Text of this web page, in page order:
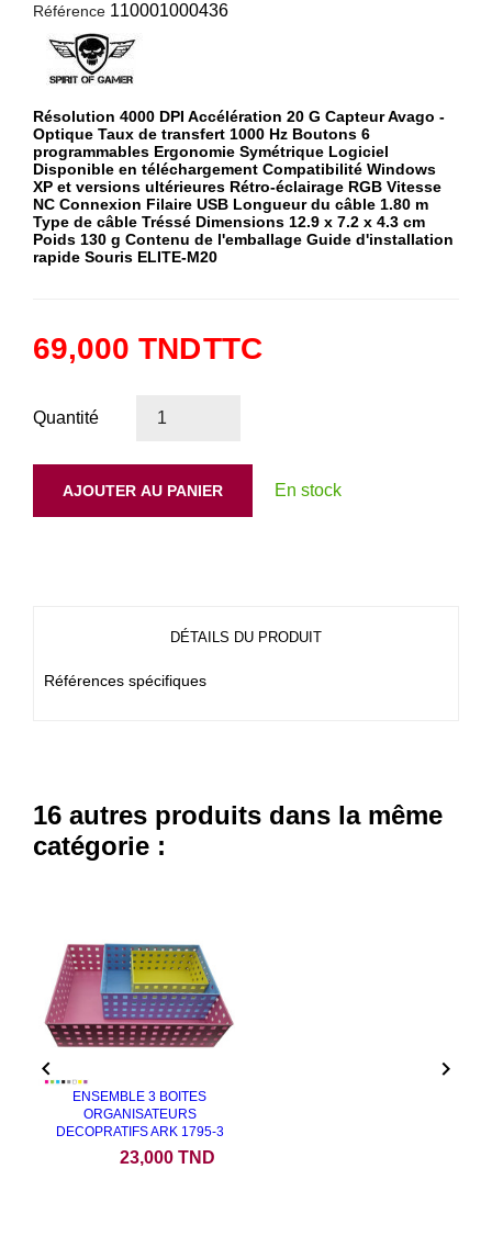
Référence 110001000436
Résolution 4000 DPI Accélération 20 G Capteur Avago -
Optique Taux de transfert 1000 Hz Boutons 6
programmables Ergonomie Symétrique Logiciel
Disponible en téléchargement Compatibilité Windows
XP et versions ultérieures Rétro-éclairage RGB Vitesse
NC Connexion Filaire USB Longueur du câble 1.80 m
Type de câble Tréssé Dimensions 12.9 x 7.2 x 4.3 cm
Poids 130 g Contenu de l'emballage Guide d'installation
rapide Souris ELITE-M20
69,000 TNDTTC
Quantité
AJOUTER AU PANIER En stock
DÉTAILS DU PRODUIT
Références spécifiques
16 autres produits dans la même
catégorie :
ENSEMBLE 3 BOITES
ORGANISATEURS
DECOPRATIFS ARK 1795-3
23,000 TND
 